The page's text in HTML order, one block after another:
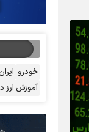
خودرو
آموزش ارز